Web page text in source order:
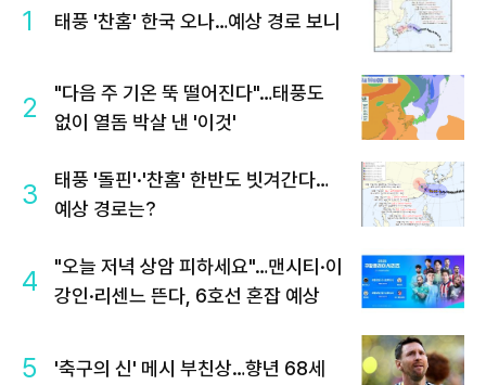
1 태풍 '찬홈' 한국 오나…예상 경로 보니
2
"다음 주 기온 뚝 떨어진다"…태풍도
없이 열돔 박살 낸 '이것'
3
태풍 '돌핀'·'찬홈' 한반도 빗겨간다…
예상 경로는?
4
"오늘 저녁 상암 피하세요"…맨시티·이
강인·리센느 뜬다, 6호선 혼잡 예상
5 '축구의 신' 메시 부친상…향년 68세